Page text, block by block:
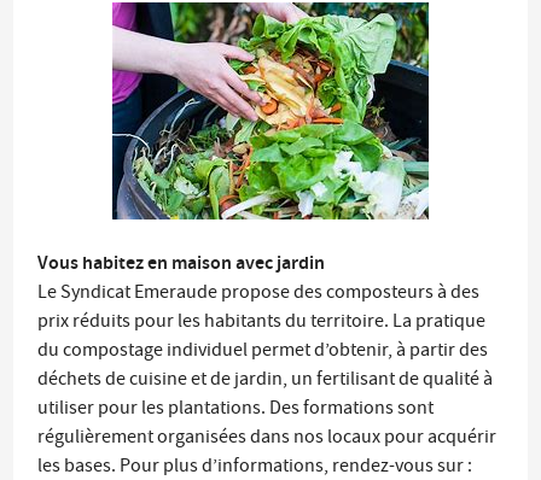
Vous habitez en maison avec jardin
Le Syndicat Emeraude propose des composteurs à des
prix réduits pour les habitants du territoire. La pratique
du compostage individuel permet d’obtenir, à partir des
déchets de cuisine et de jardin, un fertilisant de qualité à
utiliser pour les plantations. Des formations sont
régulièrement organisées dans nos locaux pour acquérir
les bases. Pour plus d’informations, rendez-vous sur :